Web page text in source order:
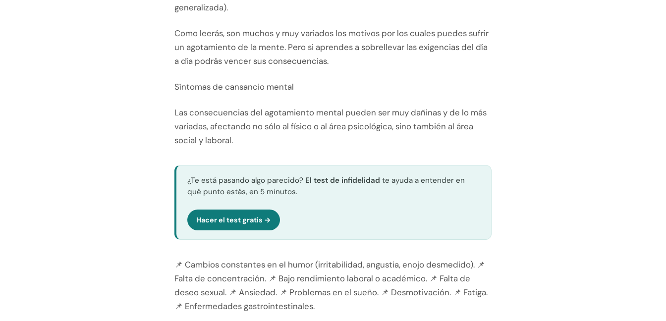
generalizada).
Como leerás, son muchos y muy variados los motivos por los cuales puedes sufrir
un agotamiento de la mente. Pero si aprendes a sobrellevar las exigencias del día
a día podrás vencer sus consecuencias.
Síntomas de cansancio mental
Las consecuencias del agotamiento mental pueden ser muy dañinas y de lo más
variadas, afectando no sólo al físico o al área psicológica, sino también al área
social y laboral.
¿Te está pasando algo parecido? El test de infidelidad te ayuda a entender en
qué punto estás, en 5 minutos.
Hacer el test gratis →
📌 Cambios constantes en el humor (irritabilidad, angustia, enojo desmedido). 📌
Falta de concentración. 📌 Bajo rendimiento laboral o académico. 📌 Falta de
deseo sexual. 📌 Ansiedad. 📌 Problemas en el sueño. 📌 Desmotivación. 📌 Fatiga.
📌 Enfermedades gastrointestinales.